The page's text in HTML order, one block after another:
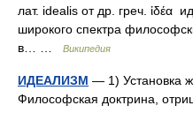
лат. idealis от др. греч. ἰδέα
широкого спектра
в… …
Википедия
ИДЕАЛИЗМ — 1) Установка
Философская доктрина,